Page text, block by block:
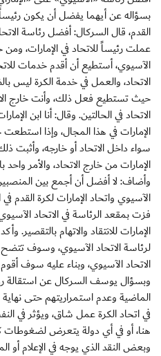
بسؤاله عن أيهما يفضل أن يكون رئيساً
القدم، قال السركال: أفضل رئاسة
عملت رئيساً للاتحاد في الإمارات،
الآسيوي، أستطيع أن أقدم خدمات
الاتحاد، والعمل في خدمة الكرة ليس
حيث تستطيع فعل ذلك، وأنت خارج
الاتحاد في الحالتين. وقال: أنا ابن
الإمارات في هذا المجال، وإذا
سواء داخل الاتحاد أو خارجه،
الإمارات من خارج الاتحاد، والأمر واحد
وأضاف: لا أفضل أن أجمع بين
الآسيوي واتحاد الإمارات لكرة
فزت بمقعد الرئاسة في الاتحاد
الإمارات للانتقاد والاتهام بالتقصير.
لرئاسة الاتحاد الآسيوي، وسوف
الاتحاد الآسيوي، وبناء عليه سوف
وبسؤال يوسف السركال عن استقالة
الماضية وعدم استمراريتهم حتى
في اتحاد الكرة عمل شاق، ويؤثر في
هنا، أو في أي دولة يتعرض لضغوطات
وبعض النقد الذي يوجه في الإعلام أو